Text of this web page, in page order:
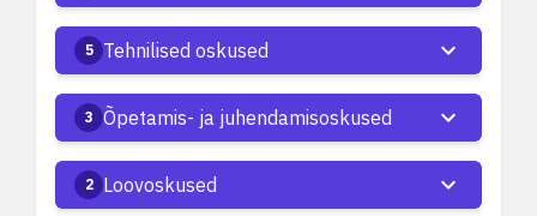
5 Tehnilised oskused
3 Õpetamis- ja juhendamisoskused
2 Loovoskused